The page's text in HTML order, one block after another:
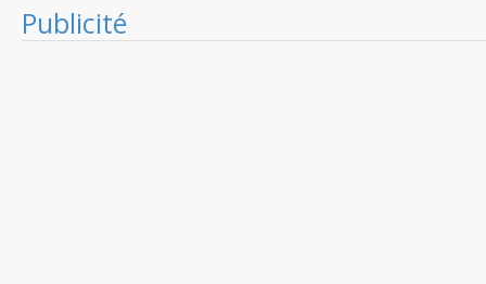
Publicité